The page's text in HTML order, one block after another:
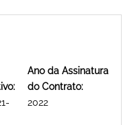
Ano da Assinatura
do Contrato:
2022